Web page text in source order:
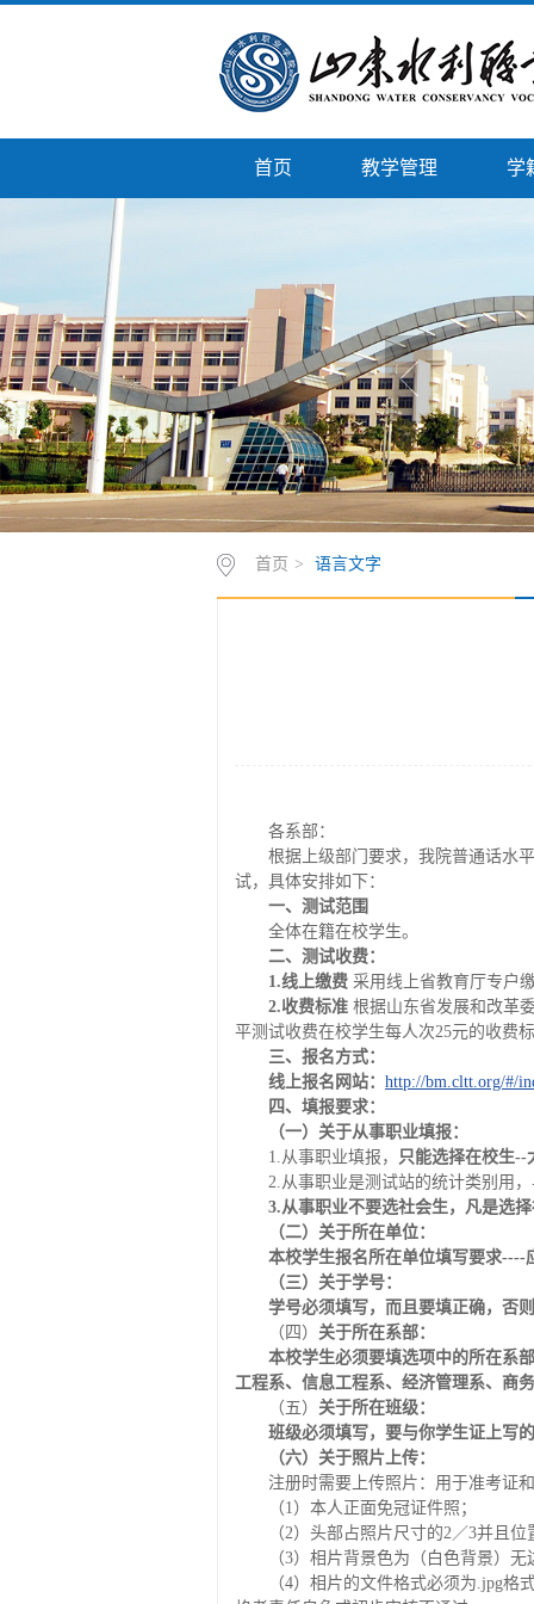
首页 教学管理 学
首页 > 语言文字
各系部：
根据上级部门要求，我院普通话水
试，具体安排如下：
一、测试范围
全体在籍在校学生。
二、测试收费：
1.线上缴费 采用线上省教育厅专户
2.收费标准 根据山东省发展和改革
平测试收费在校学生每人次25元的收费
三、报名方式：
线上报名网站： http://bm.cltt.org/#/
四、填报要求：
（一）关于从事职业填报：
1.从事职业填报，
只能选择在校生--
2.从事职业是测试站的统计类别用
3.从事职业不要选社会生，凡是选
（二）关于所在单位：
本校学生报名所在单位填写要求----
（三）关于学号：
学号必须填写，而且要填正确，否
（四） 关于所在系部：
本校学生必须要填选项中的所在系
工程系、信息工程系、经济管理系、商
（五） 关于所在班级：
班级必须填写，要与你学生证上写
（六）关于照片上传：
注册时需要上传照片：用于准考证
（1）本人正面免冠证件照；
（2）头部占照片尺寸的2／3并且
（3）相片背景色为（白色背景）
（4）相片的文件格式必须为.jpg